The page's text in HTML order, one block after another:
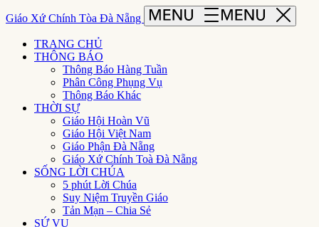
Giáo Xứ Chính Tòa Đà Nẵng
TRANG CHỦ
THÔNG BÁO
Thông Báo Hàng Tuần
Phân Công Phụng Vụ
Thông Báo Khác
THỜI SỰ
Giáo Hội Hoàn Vũ
Giáo Hội Việt Nam
Giáo Phận Đà Nẵng
Giáo Xứ Chính Toà Đà Nẵng
SỐNG LỜI CHÚA
5 phút Lời Chúa
Suy Niệm Truyền Giáo
Tản Mạn – Chia Sẻ
SỨ VỤ